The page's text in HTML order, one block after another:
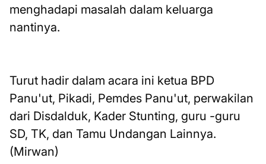
menghadapi masalah dalam keluarga
nantinya.
Turut hadir dalam acara ini ketua BPD
Panu'ut, Pikadi, Pemdes Panu'ut, perwakilan
dari Disdalduk, Kader Stunting, guru -guru
SD, TK, dan Tamu Undangan Lainnya.
(Mirwan)